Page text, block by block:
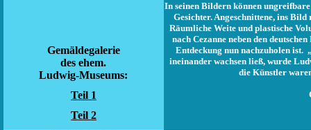
Gemäldegalerie
des ehem.
Ludwig-Museums:
Teil 1
Teil 2
In seinen Bildern können
Gesichter. Angeschnittene, ins
Räumliche Weite und plastische
nach Cezanne neben den
Entdeckung nun nachzuholen ist.
ineinander wachsen ließ, wurde
die Künstler